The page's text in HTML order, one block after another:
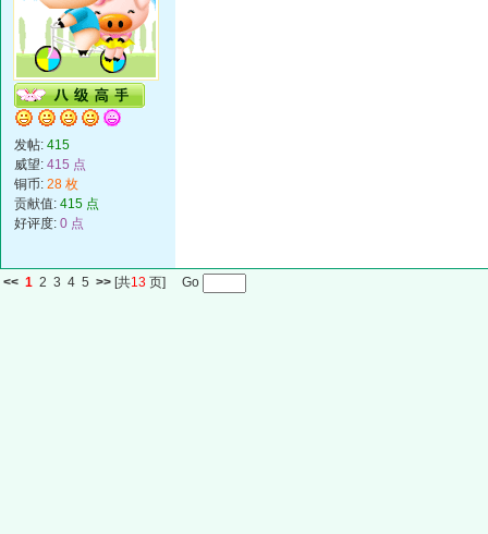
发帖: 415
威望: 415 点
铜币: 28 枚
贡献值: 415 点
好评度: 0 点
<< 1 2 3 4 5 >> [共13 页] Go